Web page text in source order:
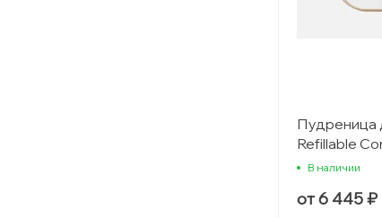
Пудреница
Refillable
В наличии
от 6 445 ₽